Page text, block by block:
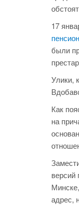
17
были
Улики,
Как
на
версий
адрес,